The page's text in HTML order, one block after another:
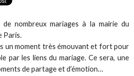
de nombreux mariages à la mairie du
Paris.
un moment très émouvant et fort pour
par les liens du mariage. Ce sera, une
de partage et d’émotion…